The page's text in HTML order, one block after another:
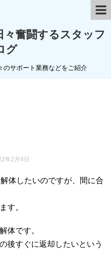
々奮闘するスタッフ
グ
のサポート業務などをご紹介
年2月4日
体したいのですが、間に合
す。
体です。
後すぐに返却したいという